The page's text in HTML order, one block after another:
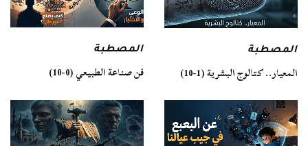
المصطبة
المعيار.. كتالوج البشرية (1-10)
المصطبة
فن صناعة الطبيعي (0-10)